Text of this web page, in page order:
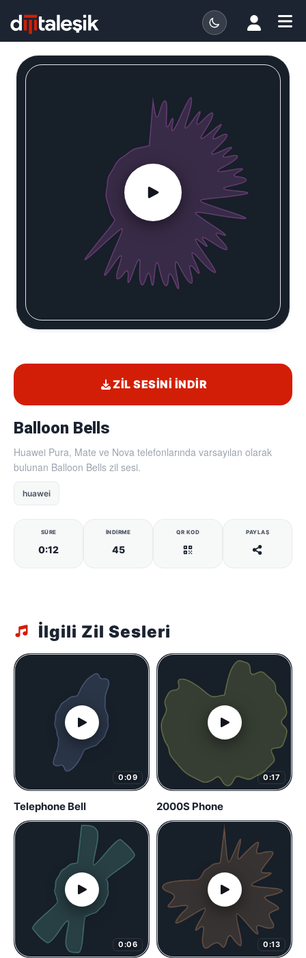
Balloon Bells
Huawei Pura, Mate ve Nova telefonlarında varsayılan olarak
bulunan Balloon Bells zil sesi.
huawei
SÜRE
0:12
İNDIRME
45
QR KOD PAYLAŞ
ZIL SESINI İNDIR
İlgili Zil Sesleri
0:09
Telephone Bell
0:17
2000S Phone
0:06 0:13